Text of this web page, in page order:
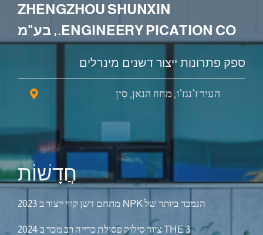
ZHENGZHOU SHUNXIN
ENGINEERY PICATION CO., בע"מ
ספק פתרונות ייצור דשנים מינרלים
העיר ז'נגז'ו, מחוז הנאן, סִין
חֲדָשׁוֹת
הנמכר ביותר של NPK מתחם דשן קווי ייצור ב 2023
THE 3 ציוד סילוק פסולת כרייה רב מכר ב 2024